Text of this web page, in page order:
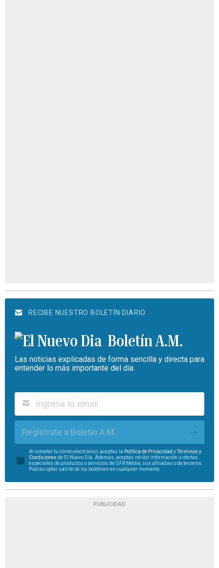
RECIBE NUESTRO BOLETÍN DIARIO
Boletín A.M.
Las noticias explicadas de forma sencilla y directa para
entender lo más importante del día.
Regístrate a Boletín A.M.
Al someter tu correo electrónico, aceptas la Política de Privacidad yTérminos y
Condiciones de El Nuevo Día. Además, aceptas recibir información u ofertas
especiales de productos o servicios de GFR Media, sus afiliadas o de terceros.
Podrás optar salirte de los boletines en cualquier momento.
PUBLICIDAD